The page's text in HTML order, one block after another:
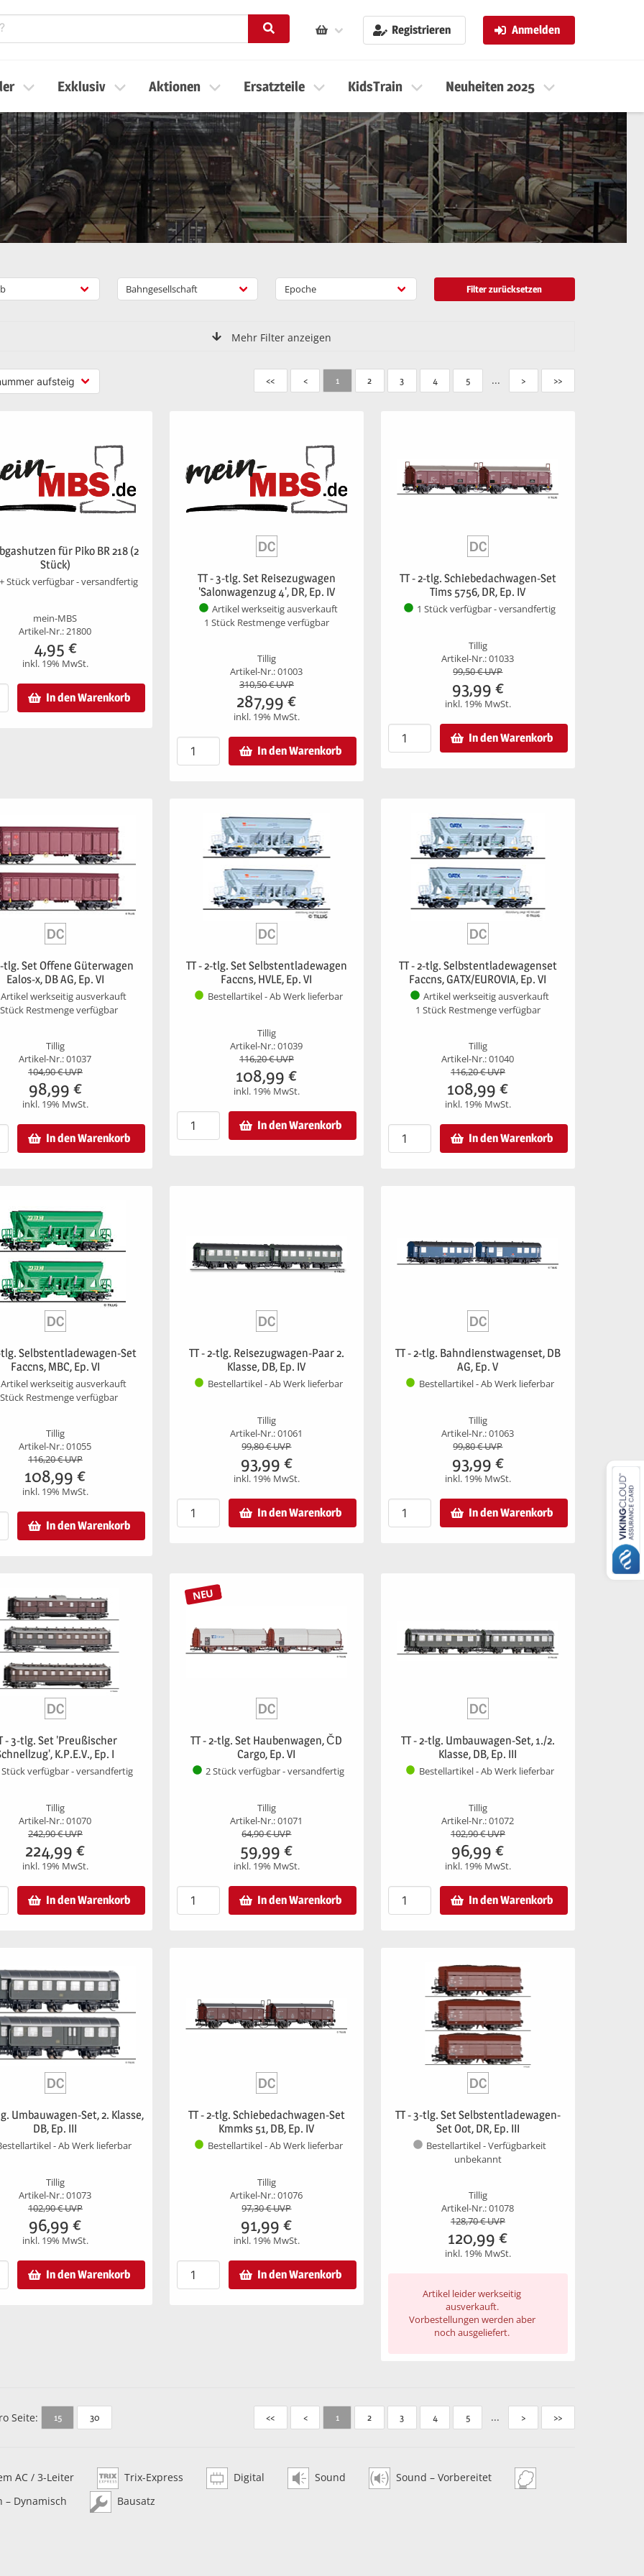
Registrieren Anmelden
Exklusiv Aktionen Ersatzteile KidsTrain Neuheiten 2025
Bahngesellschaft Epoche Filter zurücksetzen
Mehr Filter anzeigen
<< < 1 2 3 4 5 ... > >>
für Piko BR 218 (2
Stück)
Stück verfügbar - versandfertig
mein-MBS
Artikel-Nr.: 21800
4,95 €
inkl. 19% MwSt.
In den Warenkorb
TT - 3-tlg. Set Reisezugwagen
'Salonwagenzug 4', DR, Ep. IV
Artikel werkseitig ausverkauft
1 Stück Restmenge verfügbar
Tillig
Artikel-Nr.: 01003
310,50€ UVP
287,99 €
inkl. 19% MwSt.
In den Warenkorb
TT - 2-tlg. Schiebedachwagen-Set
Tims 5756, DR, Ep. IV
1 Stück verfügbar - versandfertig
Tillig
Artikel-Nr.: 01033
99,50€ UVP
93,99 €
inkl. 19% MwSt.
In den Warenkorb
tlg. Set Offene Güterwagen
Ealos-x, DB AG, Ep. VI
Artikel werkseitig ausverkauft
Restmenge verfügbar
Tillig
Artikel-Nr.: 01037
104,90€ UVP
98,99 €
inkl. 19% MwSt.
In den Warenkorb
TT - 2-tlg. Set Selbstentladewagen
Faccns, HVLE, Ep. VI
Bestellartikel - Ab Werk lieferbar
Tillig
Artikel-Nr.: 01039
116,20€ UVP
108,99 €
inkl. 19% MwSt.
In den Warenkorb
TT - 2-tlg. Selbstentladewagenset
Faccns, GATX/EUROVIA, Ep. VI
Artikel werkseitig ausverkauft
1 Stück Restmenge verfügbar
Tillig
Artikel-Nr.: 01040
116,20€ UVP
108,99 €
inkl. 19% MwSt.
In den Warenkorb
tlg. Selbstentladewagen-Set
Faccns, MBC, Ep. VI
Artikel werkseitig ausverkauft
Restmenge verfügbar
Tillig
Artikel-Nr.: 01055
116,20€ UVP
108,99 €
inkl. 19% MwSt.
In den Warenkorb
TT - 2-tlg. Reisezugwagen-Paar 2.
Klasse, DB, Ep. IV
Bestellartikel - Ab Werk lieferbar
Tillig
Artikel-Nr.: 01061
99,80€ UVP
93,99 €
inkl. 19% MwSt.
In den Warenkorb
TT - 2-tlg. Bahndienstwagenset, DB
AG, Ep. V
Bestellartikel - Ab Werk lieferbar
Tillig
Artikel-Nr.: 01063
99,80€ UVP
93,99 €
inkl. 19% MwSt.
In den Warenkorb
- 3-tlg. Set 'Preußischer
K.P.E.V., Ep. I
Stück verfügbar - versandfertig
Tillig
Artikel-Nr.: 01070
242,90€ UVP
224,99 €
inkl. 19% MwSt.
In den Warenkorb
NEU
TT - 2-tlg. Set Haubenwagen, ČD
Cargo, Ep. VI
2 Stück verfügbar - versandfertig
Tillig
Artikel-Nr.: 01071
64,90€ UVP
59,99 €
inkl. 19% MwSt.
In den Warenkorb
TT - 2-tlg. Umbauwagen-Set, 1./2.
Klasse, DB, Ep. III
Bestellartikel - Ab Werk lieferbar
Tillig
Artikel-Nr.: 01072
102,90€ UVP
96,99 €
inkl. 19% MwSt.
In den Warenkorb
Umbauwagen-Set, 2. Klasse,
DB, Ep. III
- Ab Werk lieferbar
Tillig
Artikel-Nr.: 01073
102,90€ UVP
96,99 €
inkl. 19% MwSt.
In den Warenkorb
TT - 2-tlg. Schiebedachwagen-Set
Kmmks 51, DB, Ep. IV
Bestellartikel - Ab Werk lieferbar
Tillig
Artikel-Nr.: 01076
97,30€ UVP
91,99 €
inkl. 19% MwSt.
In den Warenkorb
TT - 3-tlg. Set Selbstentladewagen-
Set Oot, DR, Ep. III
Bestellartikel - Verfügbarkeit
unbekannt
Tillig
Artikel-Nr.: 01078
128,70€ UVP
120,99 €
inkl. 19% MwSt.
Artikel leider werkseitig
ausverkauft.
Vorbestellungen werden aber
noch ausgeliefert.
Seite: 15 30 << < 1 2 3 4 5 ... > >>
AC / 3-Leiter Trix-Express Digital Sound
Sound – Vorbereitet
– Dynamisch
Bausatz